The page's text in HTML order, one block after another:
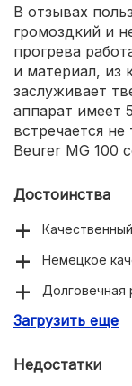
В отзывах
громоздкий и
прогрева
и материал, из
заслуживает
аппарат имеет
встречается
Beurer MG 100
Достоинства
Немецкое
Долговечная
5 режимов
Загрузить еще
Недостатки